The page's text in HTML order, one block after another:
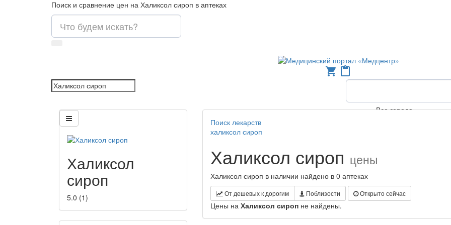
Поиск и сравнение цен на Халиксол сироп в аптеках
shopping_cart content_paste
Все города
Халиксол
сироп
5.0 (1)
Поиск лекарств
халиксол сироп
Халиксол сироп цены
Халиксол сироп в наличии найдено в 0 аптеках
От дешевых к дорогим Поблизости Открыто сейчас
Цены на Халиксол сироп не найдены.